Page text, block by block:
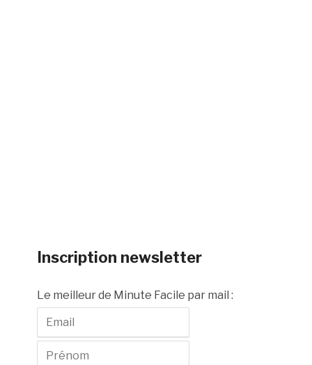
Inscription newsletter
Le meilleur de Minute Facile par mail :